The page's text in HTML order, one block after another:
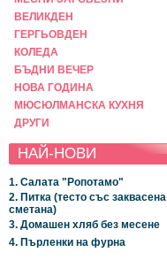
ВЕЛИКДЕН
ГЕРГЬОВДЕН
КОЛЕДА
БЪДНИ ВЕЧЕР
НОВА ГОДИНА
МЮСЮЛМАНСКА КУХНЯ
ДРУГИ
НАЙ-НОВИ
1. Салата "Ропотамо"
2. Питка (тесто със заквасена
сметана)
3. Домашен хляб без месене
4. Пърленки на фурна